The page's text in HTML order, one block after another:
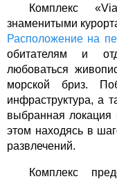
Комплекс «
знаменитыми
Расположение на
обитателям и
любоваться
морской бриз.
инфраструктура, а
выбранная локация
этом находясь в
развлечений.
Комплекс